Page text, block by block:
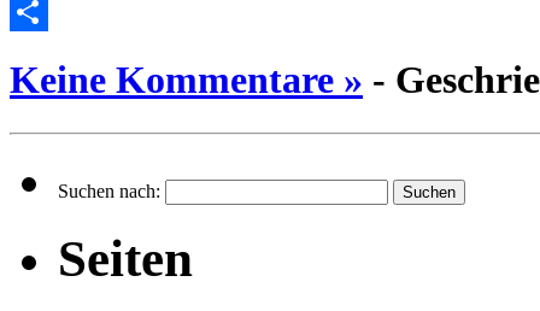
Twitter
Keine Kommentare » -
Suchen nach:
Seiten